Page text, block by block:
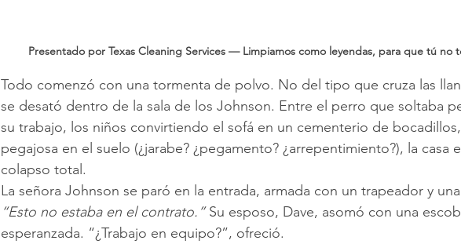
Presentado por Texas Cleaning Services — Limpiamos como leyendas, para que tú no
Todo comenzó con una tormenta de polvo. No del tipo que cruza las
se desató dentro de la sala de los Johnson. Entre el perro que soltaba
su trabajo, los niños convirtiendo el sofá en un cementerio de
pegajosa en el suelo (¿jarabe? ¿pegamento? ¿arrepentimiento?), la casa
colapso total.
La señora Johnson se paró en la entrada, armada con un trapeador y
“Esto no estaba en el contrato.” Su esposo, Dave, asomó con una
esperanzada. “¿Trabajo en equipo?”, ofreció.